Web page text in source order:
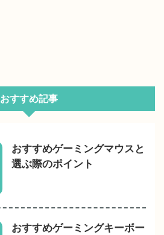
おすすめ記事
おすすめゲーミングマウスと
選ぶ際のポイント
おすすめゲーミングキーボー